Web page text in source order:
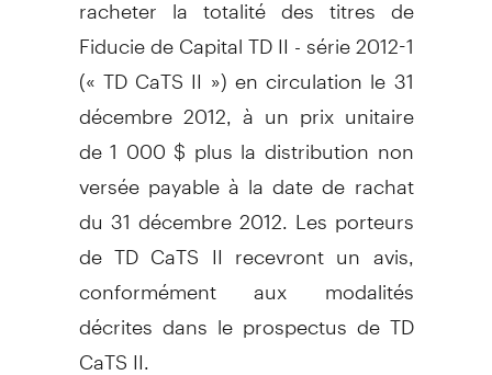
Fiducie de Capital TD II - série 2012-1
(« TD CaTS II ») en circulation le 31
décembre 2012, à un prix unitaire
de 1 000 $ plus la distribution non
versée payable à la date de rachat
du 31 décembre 2012. Les porteurs
de TD CaTS II recevront un avis,
conformément aux modalités
décrites dans le prospectus de TD
CaTS II.